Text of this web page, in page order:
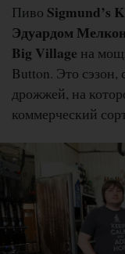
Пиво Sigmund’s
Эдуардом
Big Village на
Button. Это
дрожжей, на
коммерческий